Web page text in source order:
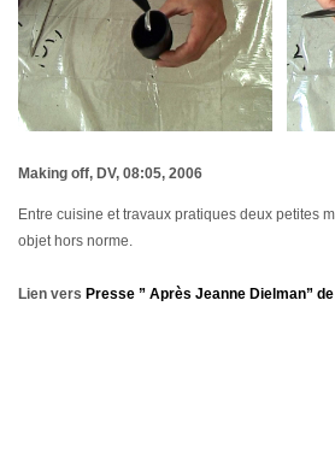
Making off, DV, 08:05, 2006
Entre cuisine et travaux pratiques deux petites
objet hors norme.
Lien vers Presse ” Après Jeanne Dielman”